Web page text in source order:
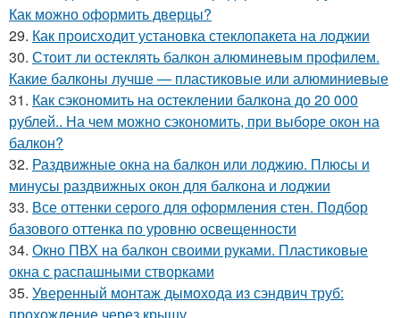
Как можно оформить дверцы?
29. Как происходит установка стеклопакета на лоджии
30. Стоит ли остеклять балкон алюминевым профилем.
Какие балконы лучше — пластиковые или алюминиевые
31. Как сэкономить на остеклении балкона до 20 000
рублей.. На чем можно сэкономить, при выборе окон на
балкон?
32. Раздвижные окна на балкон или лоджию. Плюсы и
минусы раздвижных окон для балкона и лоджии
33. Все оттенки серого для оформления стен. Подбор
базового оттенка по уровню освещенности
34. Окно ПВХ на балкон своими руками. Пластиковые
окна с распашными створками
35. Уверенный монтаж дымохода из сэндвич труб: